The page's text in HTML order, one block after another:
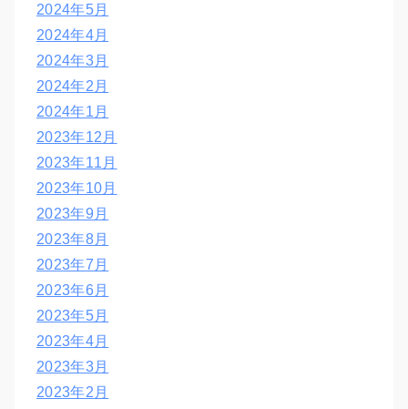
2024年5月
2024年4月
2024年3月
2024年2月
2024年1月
2023年12月
2023年11月
2023年10月
2023年9月
2023年8月
2023年7月
2023年6月
2023年5月
2023年4月
2023年3月
2023年2月